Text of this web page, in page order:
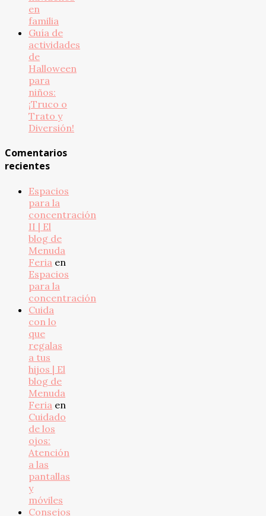
en
familia
Guía de
actividades
de
Halloween
para
niños:
¡Truco o
Trato y
Diversión!
Comentarios
recientes
Espacios
para la
concentración
II | El
blog de
Menuda
Feria en
Espacios
para la
concentración
Cuida
con lo
que
regalas
a tus
hijos | El
blog de
Menuda
Feria en
Cuidado
de los
ojos:
Atención
a las
pantallas
y
móviles
Consejos